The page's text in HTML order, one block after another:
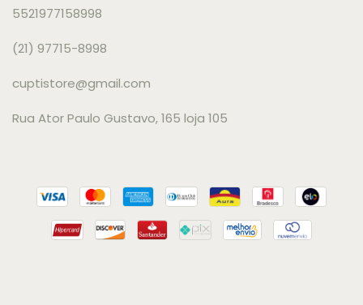
5521977158998
(21) 97715-8998
cuptistore@gmail.com
Rua Ator Paulo Gustavo, 165 loja 105